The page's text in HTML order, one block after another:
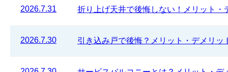
2026.7.31 折り上げ天井で後悔しない！メリット
2026.7.30 引き込み戸で後悔？メリット・デメリッ